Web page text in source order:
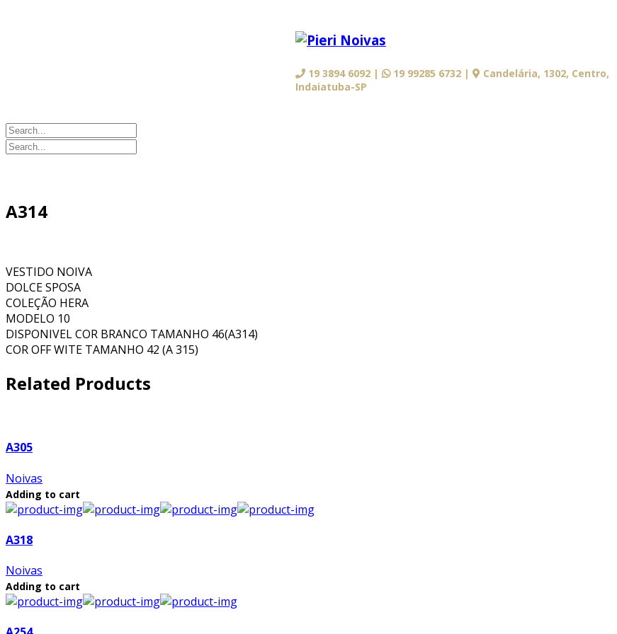
19 3894 6092 | 19 99285 6732 |
Candelária, 1302, Centro,
Indaiatuba-SP
A314
VESTIDO NOIVA
DOLCE SPOSA
COLEÇÃO HERA
MODELO 10
DISPONIVEL COR BRANCO TAMANHO 46(A314)
COR OFF WITE TAMANHO 42 (A 315)
Related Products
A305
Noivas
Adding to cart
A318
Noivas
Adding to cart